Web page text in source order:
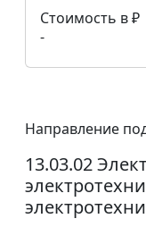
Стоимость в ₽
-
Направление
13.03.02